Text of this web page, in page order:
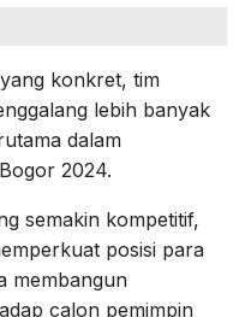
konkret, tim
lebih banyak
dalam
2024.
semakin kompetitif,
posisi para
membangun
calon pemimpin